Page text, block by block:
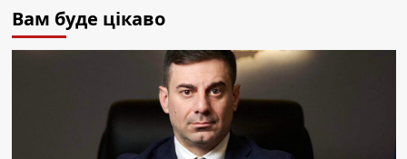
Вам буде цікаво